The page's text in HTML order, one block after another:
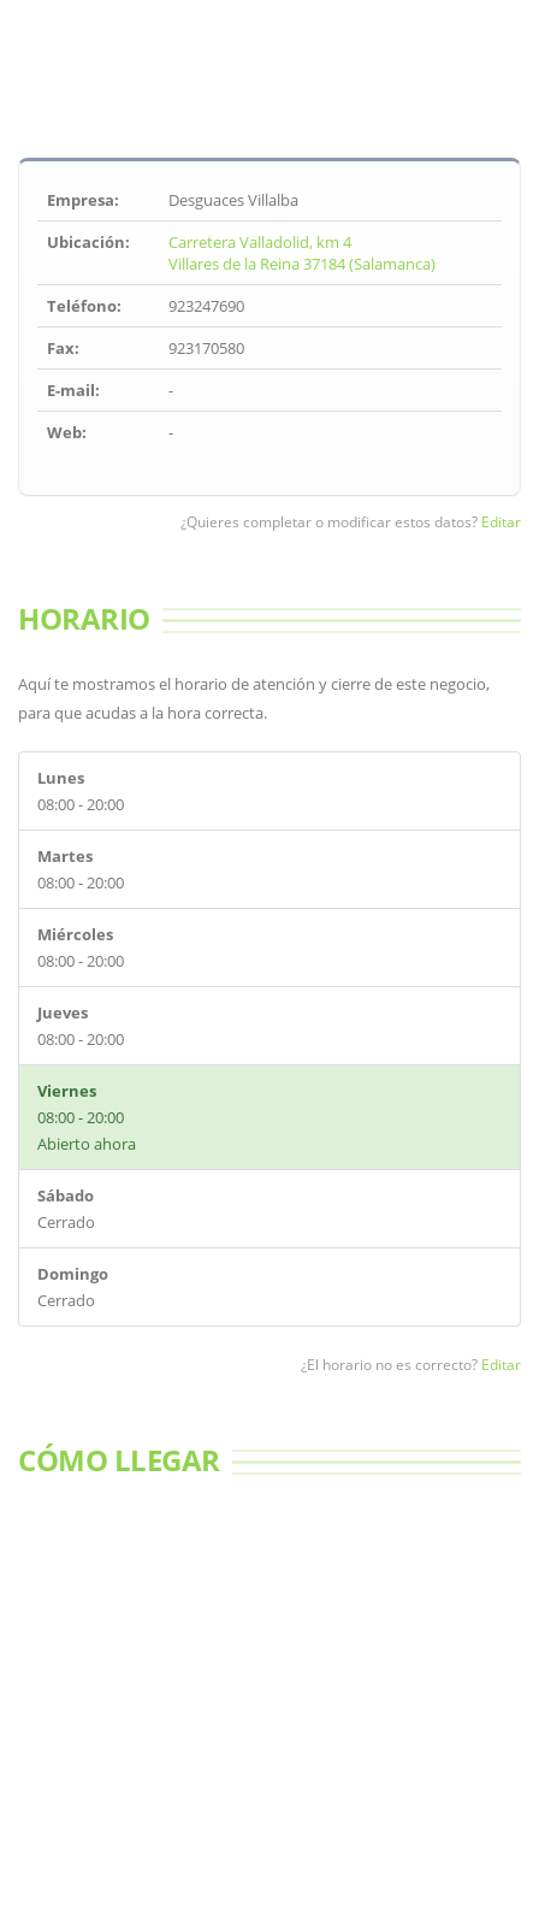
Empresa:
Desguaces Villalba
Ubicación:
Carretera Valladolid, km 4
Villares de la Reina 37184 (Salamanca)
Teléfono:
923247690
Fax:
923170580
E-mail:
-
Web:
-
¿Quieres completar o modificar estos datos? Editar
HORARIO
Aquí te mostramos el horario de atención y cierre de este negocio,
para que acudas a la hora correcta.
Lunes
08:00 - 20:00
Martes
08:00 - 20:00
Miércoles
08:00 - 20:00
Jueves
08:00 - 20:00
Viernes
08:00 - 20:00
Abierto ahora
Sábado
Cerrado
Domingo
Cerrado
¿El horario no es correcto? Editar
CÓMO LLEGAR